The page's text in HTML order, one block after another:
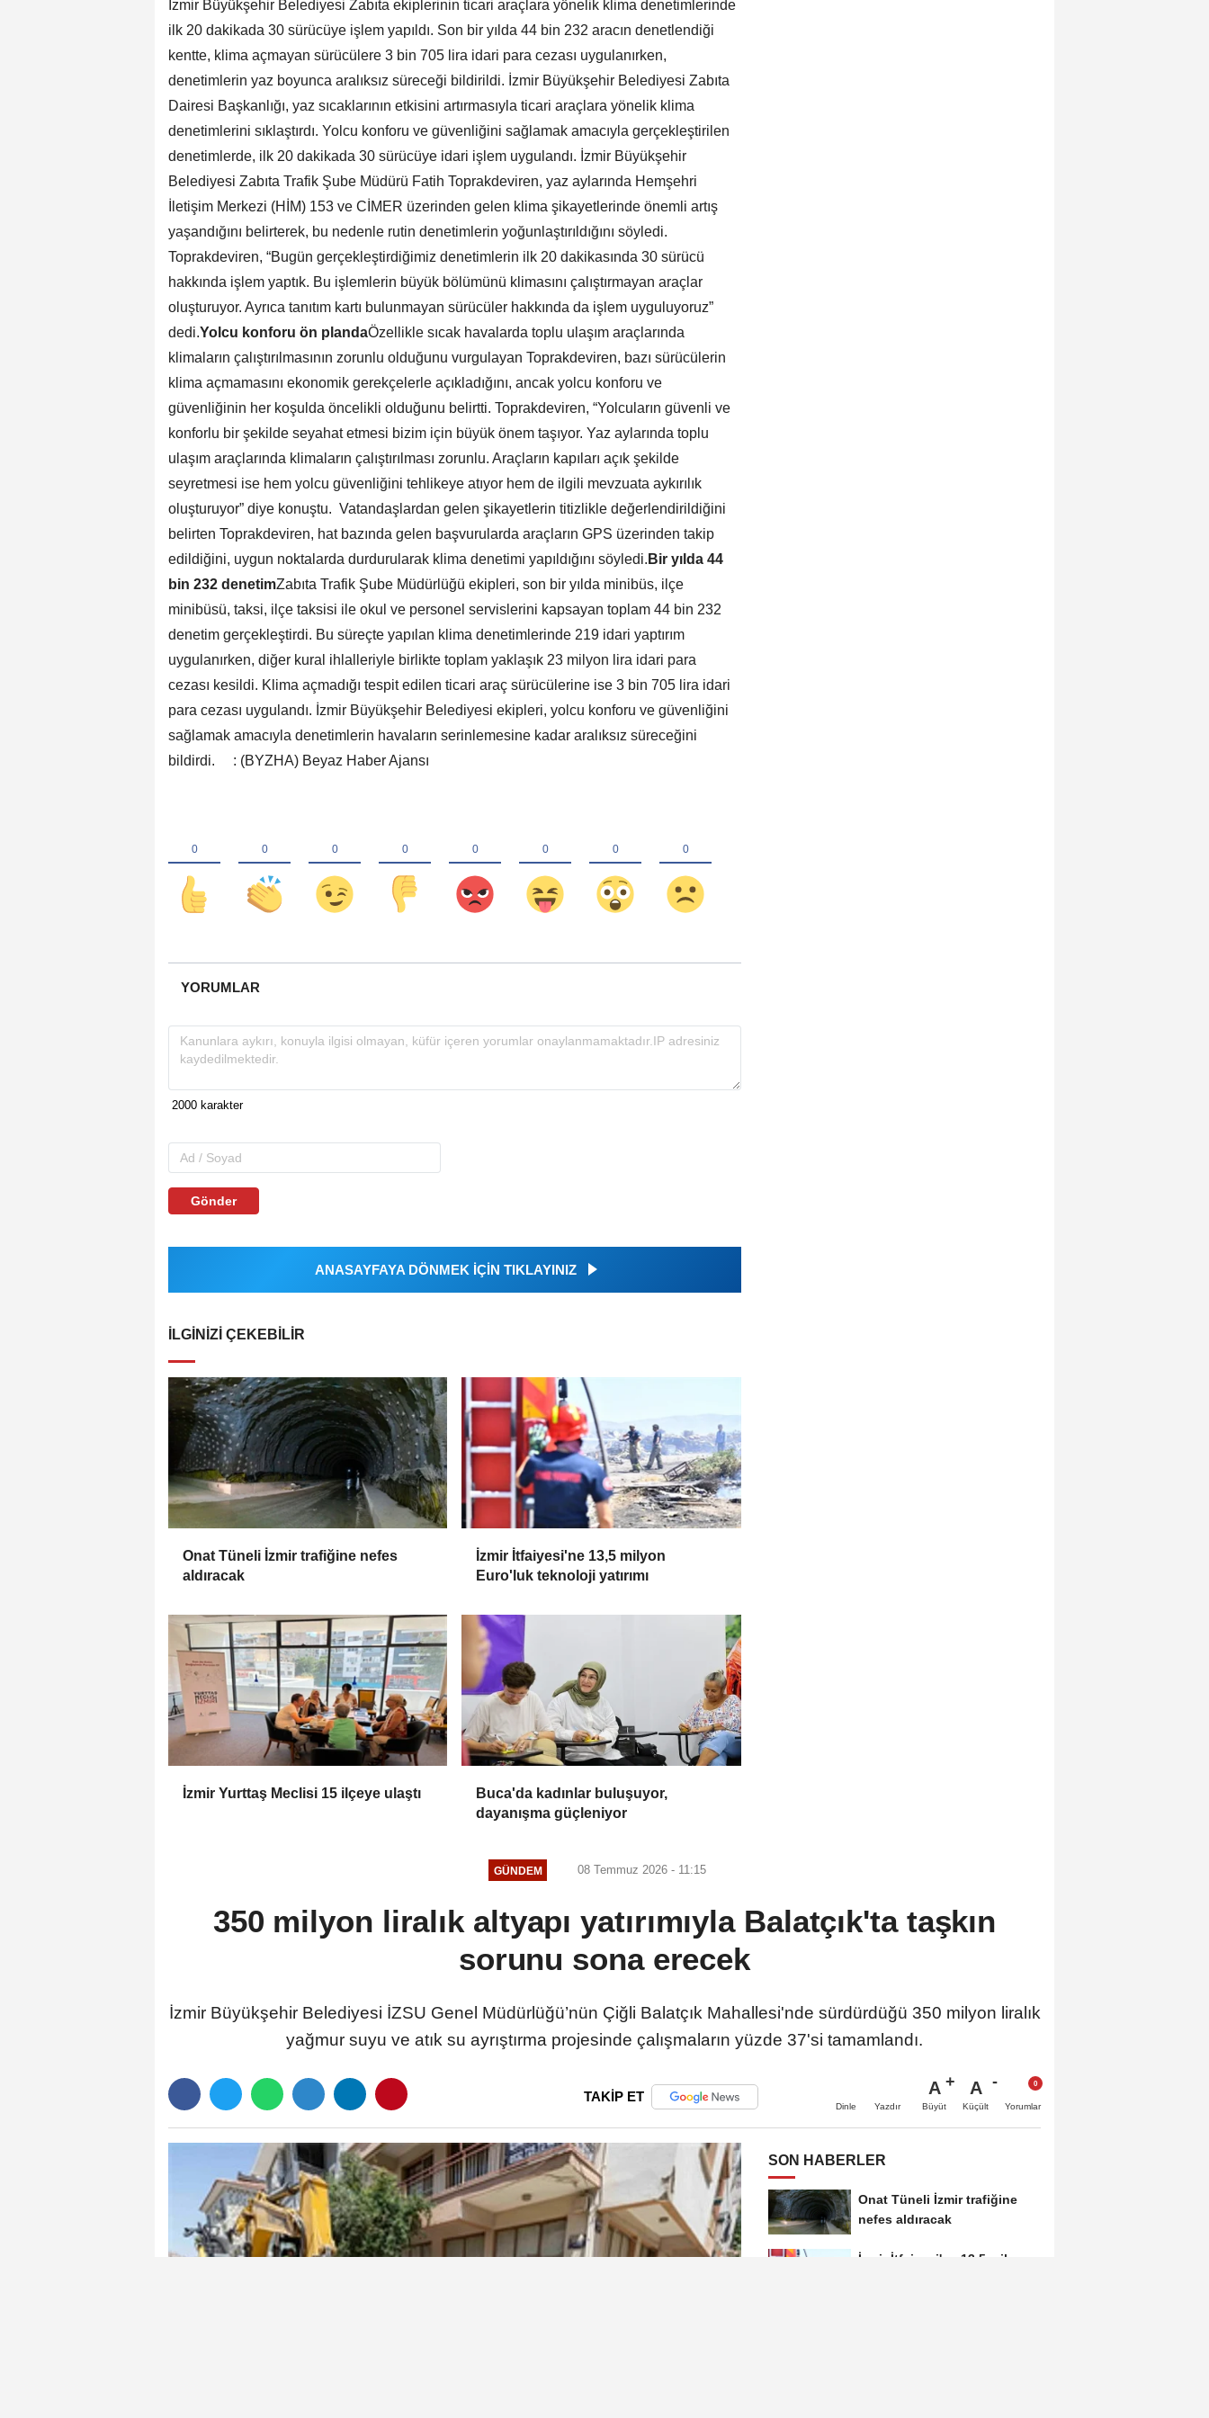
İzmir Büyükşehir Belediyesi Zabıta ekiplerinin ticari araçlara yönelik klima denetimlerinde
ilk 20 dakikada 30 sürücüye işlem yapıldı. Son bir yılda 44 bin 232 aracın denetlendiği
kentte, klima açmayan sürücülere 3 bin 705 lira idari para cezası uygulanırken,
denetimlerin yaz boyunca aralıksız süreceği bildirildi. İzmir Büyükşehir Belediyesi Zabıta
Dairesi Başkanlığı, yaz sıcaklarının etkisini artırmasıyla ticari araçlara yönelik klima
denetimlerini sıklaştırdı. Yolcu konforu ve güvenliğini sağlamak amacıyla gerçekleştirilen
denetimlerde, ilk 20 dakikada 30 sürücüye idari işlem uygulandı. İzmir Büyükşehir
Belediyesi Zabıta Trafik Şube Müdürü Fatih Toprakdeviren, yaz aylarında Hemşehri
İletişim Merkezi (HİM) 153 ve CİMER üzerinden gelen klima şikayetlerinde önemli artış
yaşandığını belirterek, bu nedenle rutin denetimlerin yoğunlaştırıldığını söyledi.
Toprakdeviren, “Bugün gerçekleştirdiğimiz denetimlerin ilk 20 dakikasında 30 sürücü
hakkında işlem yaptık. Bu işlemlerin büyük bölümünü klimasını çalıştırmayan araçlar
oluşturuyor. Ayrıca tanıtım kartı bulunmayan sürücüler hakkında da işlem uyguluyoruz”
dedi.Yolcu konforu ön plandaÖzellikle sıcak havalarda toplu ulaşım araçlarında
klimaların çalıştırılmasının zorunlu olduğunu vurgulayan Toprakdeviren, bazı sürücülerin
klima açmamasını ekonomik gerekçelerle açıkladığını, ancak yolcu konforu ve
güvenliğinin her koşulda öncelikli olduğunu belirtti. Toprakdeviren, “Yolcuların güvenli ve
konforlu bir şekilde seyahat etmesi bizim için büyük önem taşıyor. Yaz aylarında toplu
ulaşım araçlarında klimaların çalıştırılması zorunlu. Araçların kapıları açık şekilde
seyretmesi ise hem yolcu güvenliğini tehlikeye atıyor hem de ilgili mevzuata aykırılık
oluşturuyor” diye konuştu. Vatandaşlardan gelen şikayetlerin titizlikle değerlendirildiğini
belirten Toprakdeviren, hat bazında gelen başvurularda araçların GPS üzerinden takip
edildiğini, uygun noktalarda durdurularak klima denetimi yapıldığını söyledi. Bir yılda 44
bin 232 denetimZabıta Trafik Şube Müdürlüğü ekipleri, son bir yılda minibüs, ilçe
minibüsü, taksi, ilçe taksisi ile okul ve personel servislerini kapsayan toplam 44 bin 232
denetim gerçekleştirdi. Bu süreçte yapılan klima denetimlerinde 219 idari yaptırım
uygulanırken, diğer kural ihlalleriyle birlikte toplam yaklaşık 23 milyon lira idari para
cezası kesildi. Klima açmadığı tespit edilen ticari araç sürücülerine ise 3 bin 705 lira idari
para cezası uygulandı. İzmir Büyükşehir Belediyesi ekipleri, yolcu konforu ve güvenliğini
sağlamak amacıyla denetimlerin havaların serinlemesine kadar aralıksız süreceğini
bildirdi. : (BYZHA) Beyaz Haber Ajansı
YORUMLAR
Gönder
ANASAYFAYA DÖNMEK İÇİN TIKLAYINIZ
İLGINIZI ÇEKEBILIR
Onat Tüneli İzmir trafiğine nefes
aldıracak
İzmir İtfaiyesi'ne 13,5 milyon
Euro'luk teknoloji yatırımı
İzmir Yurttaş Meclisi 15 ilçeye ulaştı
Buca'da kadınlar buluşuyor,
dayanışma güçleniyor
GÜNDEM 08 Temmuz 2026 - 11:15
350 milyon liralık altyapı yatırımıyla Balatçık'ta taşkın
sorunu sona erecek
İzmir Büyükşehir Belediyesi İZSU Genel Müdürlüğü’nün Çiğli Balatçık Mahallesi'nde sürdürdüğü 350 milyon liralık
yağmur suyu ve atık su ayrıştırma projesinde çalışmaların yüzde 37'si tamamlandı.
TAKİP ET
Dinle Yazdır
A
Büyüt
A
Küçült Yorumlar
SON HABERLER
Onat Tüneli İzmir trafiğine
nefes aldıracak
İzmir İtfaiyesi'ne 13,5 milyon